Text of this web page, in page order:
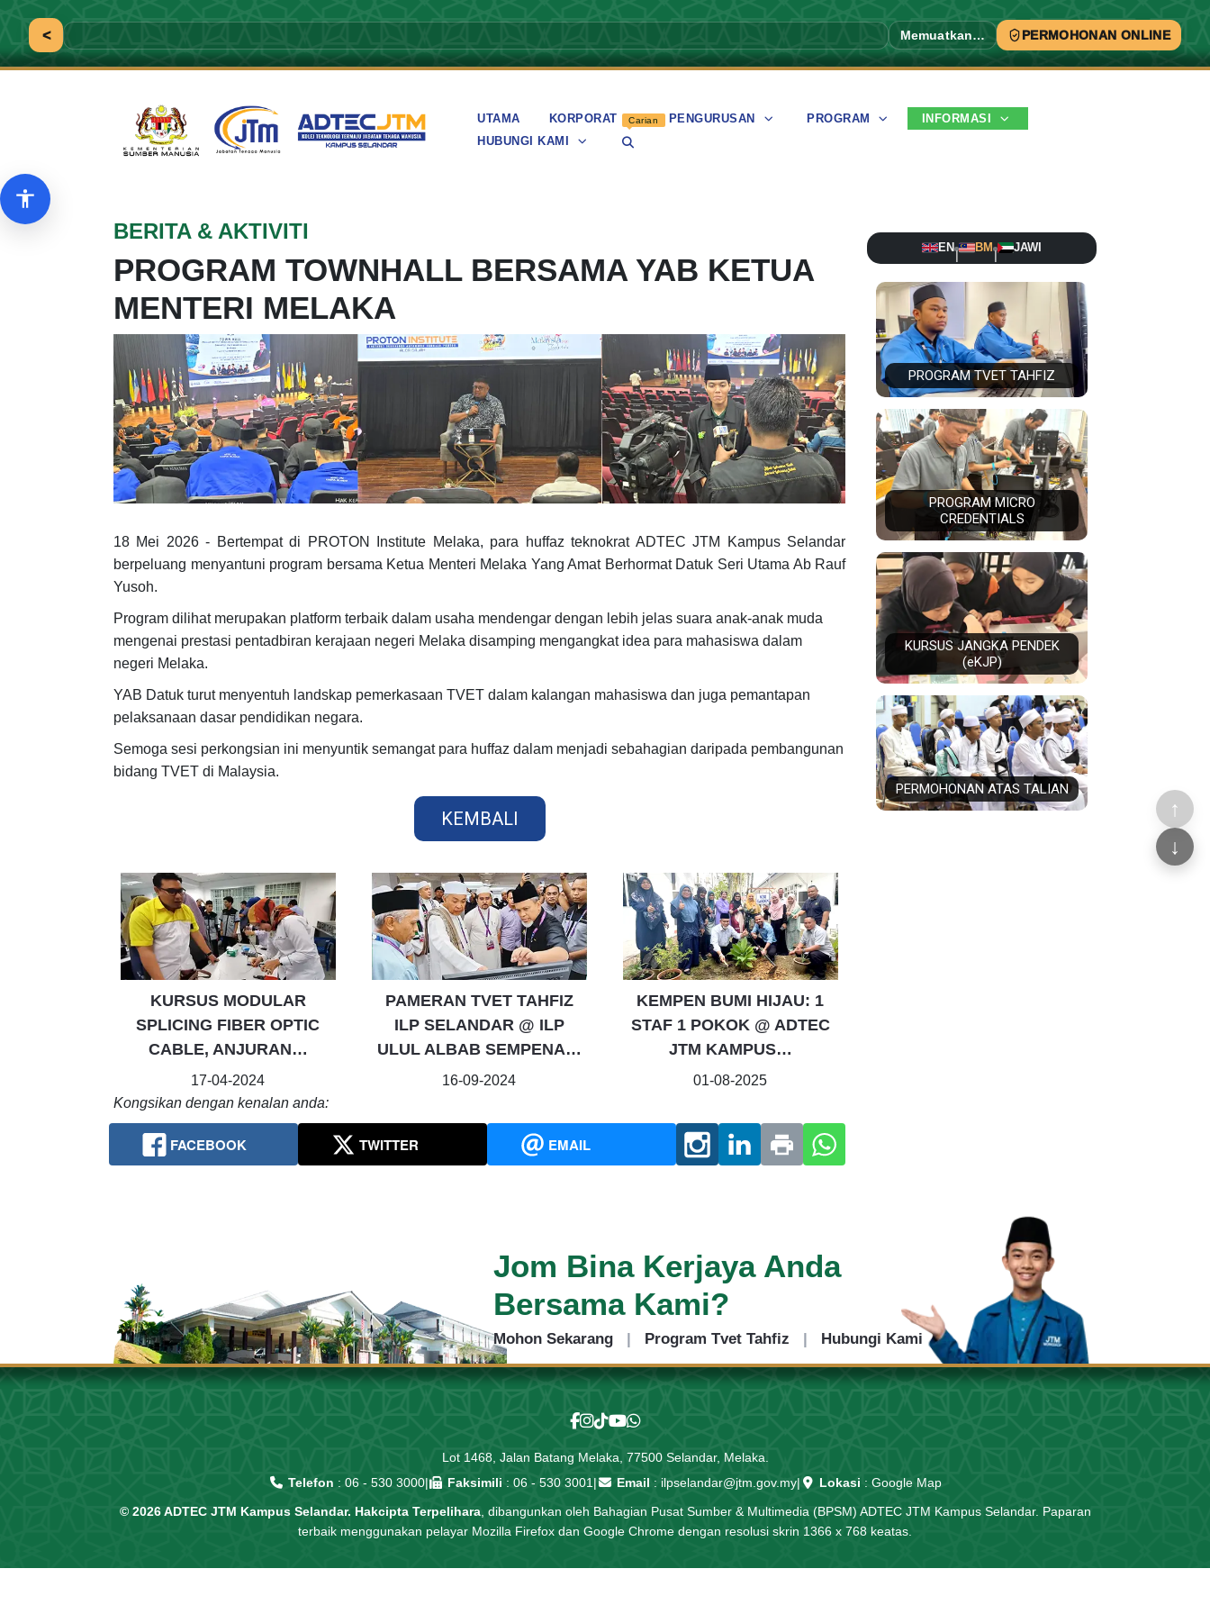
< Memuatkan… PERMOHONAN ONLINE
UTAMA KORPORAT PENGURUSAN PROGRAM
INFORMASI
HUBUNGI KAMI
Carian
Pilihan aksesibiliti
↑
↓
BERITA & AKTIVITI
PROGRAM TOWNHALL BERSAMA YAB KETUA
MENTERI MELAKA
18 Mei 2026 - Bertempat di PROTON Institute Melaka, para huffaz teknokrat ADTEC JTM Kampus Selandar
berpeluang menyantuni program bersama Ketua Menteri Melaka Yang Amat Berhormat Datuk Seri Utama Ab Rauf
Yusoh.
Program dilihat merupakan platform terbaik dalam usaha mendengar dengan lebih jelas suara anak-anak muda
mengenai prestasi pentadbiran kerajaan negeri Melaka disamping mengangkat idea para mahasiswa dalam
negeri Melaka.
YAB Datuk turut menyentuh landskap pemerkasaan TVET dalam kalangan mahasiswa dan juga pemantapan
pelaksanaan dasar pendidikan negara.
Semoga sesi perkongsian ini menyuntik semangat para huffaz dalam menjadi sebahagian daripada pembangunan
bidang TVET di Malaysia.
KEMBALI
KURSUS MODULAR
SPLICING FIBER OPTIC
CABLE, ANJURAN…
17-04-2024
PAMERAN TVET TAHFIZ
ILP SELANDAR @ ILP
ULUL ALBAB SEMPENA…
16-09-2024
KEMPEN BUMI HIJAU: 1
STAF 1 POKOK @ ADTEC
JTM KAMPUS…
01-08-2025
Kongsikan dengan kenalan anda:
FACEBOOK TWITTER EMAIL
EN
|
BM
|
JAWI
PROGRAM TVET TAHFIZ
PROGRAM MICRO
CREDENTIALS
KURSUS JANGKA PENDEK
(eKJP)
PERMOHONAN ATAS TALIAN
Jom Bina Kerjaya Anda
Bersama Kami?
Mohon Sekarang | Program Tvet Tahfiz | Hubungi Kami
Lot 1468, Jalan Batang Melaka, 77500 Selandar, Melaka.
Telefon : 06 - 530 3000| Faksimili : 06 - 530 3001 | Email : ilpselandar@jtm.gov.my| Lokasi : Google Map
© 2026 ADTEC JTM Kampus Selandar. Hakcipta Terpelihara, dibangunkan oleh Bahagian Pusat Sumber & Multimedia (BPSM) ADTEC JTM Kampus Selandar. Paparan
terbaik menggunakan pelayar Mozilla Firefox dan Google Chrome dengan resolusi skrin 1366 x 768 keatas.